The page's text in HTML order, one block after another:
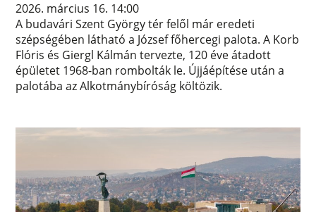
2026. március 16. 14:00
A budavári Szent György tér felől már eredeti
szépségében látható a József főhercegi palota. A Korb
Flóris és Giergl Kálmán tervezte, 120 éve átadott
épületet 1968-ban rombolták le. Újjáépítése után a
palotába az Alkotmánybíróság költözik.